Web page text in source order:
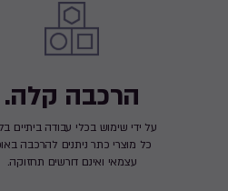
הרכבה קלה.
על ידי שימוש בכלי עבודה ביתיים
כל מוצרי כתר ניתנים להרכבה
עצמאי ואינם דורשים תחזוקה.